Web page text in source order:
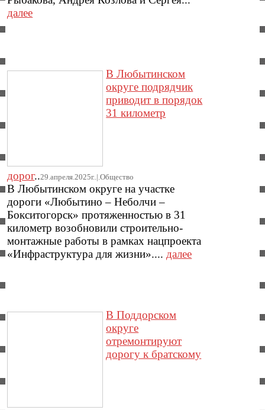
далее
В Любытинском
округе подрядчик
приводит в порядок
31 километр
дорог..29.апреля.2025г..|.Общество
В Любытинском округе на участке
дороги «Любытино – Неболчи –
Бокситогорск» протяженностью в 31
километр возобновили строительно-
монтажные работы в рамках нацпроекта
«Инфраструктура для жизни».... далее
В Поддорском
округе
отремонтируют
дорогу к братскому